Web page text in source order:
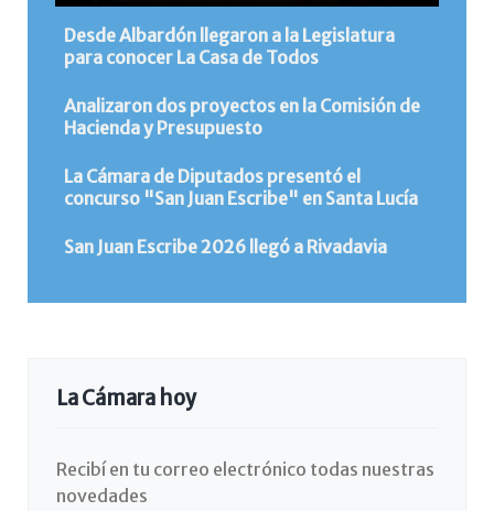
Desde Albardón llegaron a la Legislatura
para conocer La Casa de Todos
Analizaron dos proyectos en la Comisión de
Hacienda y Presupuesto
La Cámara de Diputados presentó el
concurso "San Juan Escribe" en Santa Lucía
San Juan Escribe 2026 llegó a Rivadavia
La Cámara hoy
Recibí en tu correo electrónico todas nuestras
novedades